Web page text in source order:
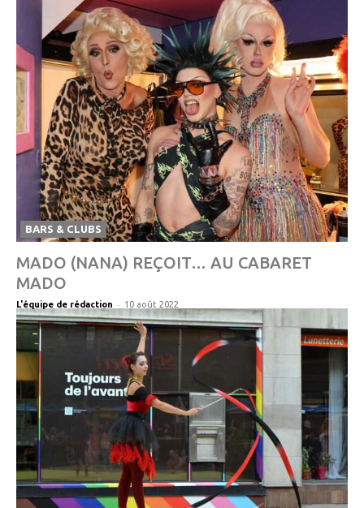
BARS & CLUBS
MADO (NANA) REÇOIT… AU CABARET
MADO
L'équipe de rédaction - 10 août 2022